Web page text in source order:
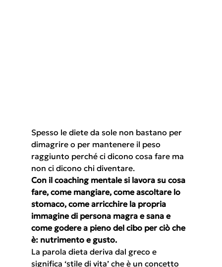
Spesso le diete da sole non bastano per
dimagrire o per mantenere il peso
raggiunto perché ci dicono cosa fare ma
non ci dicono chi diventare.
Con il coaching mentale si lavora su cosa
fare, come mangiare, come ascoltare lo
stomaco, come arricchire la propria
immagine di persona magra e sana e
come godere a pieno del cibo per ciò che
è: nutrimento e gusto.
La parola dieta deriva dal greco e
significa ‘stile di vita’ che è un concetto